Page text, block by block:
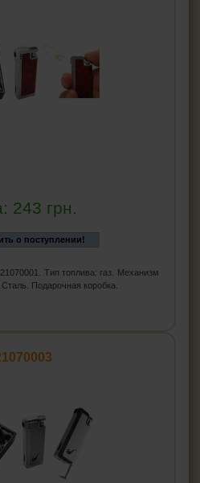
243 грн.
о поступлении!
Тип топлива: газ. Механизм
Подарочная коробка.